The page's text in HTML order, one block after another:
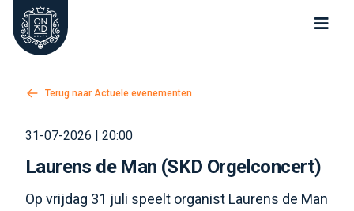
Oude Kerk Nieuwe Kerk Delft
Terug naar Actuele evenementen
31-07-2026 | 20:00
Laurens de Man (SKD Orgelconcert)
Op vrijdag 31 juli speelt organist Laurens de Man